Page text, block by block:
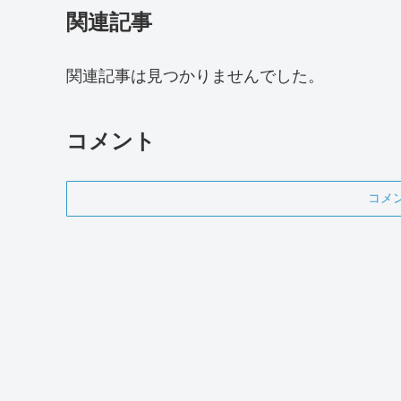
関連記事
関連記事は見つかりませんでした。
コメント
コメ